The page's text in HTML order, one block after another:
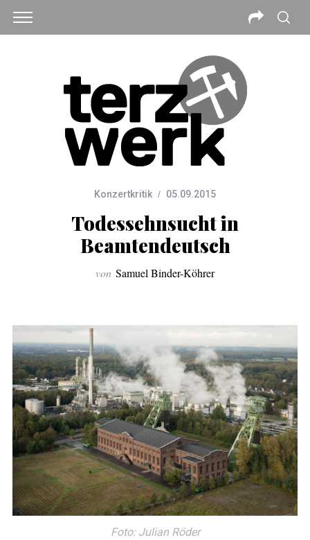
Konzertkritik 05.09.2015
Todessehnsucht in
Beamtendeutsch
von Samuel Binder-Köhrer
Foto: Julian Röder